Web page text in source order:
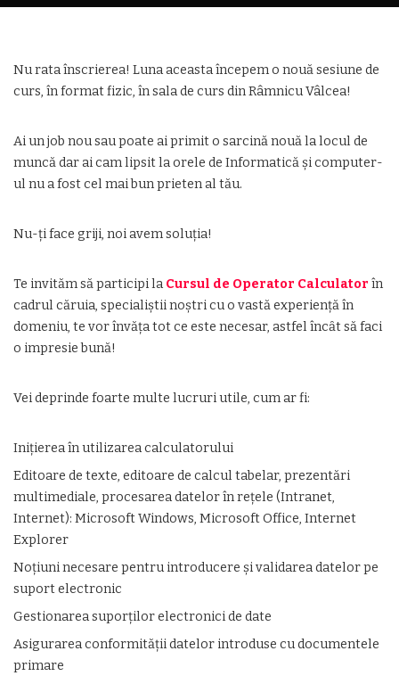
Nu rata înscrierea! Luna aceasta începem o nouă sesiune de
curs, în format fizic, în sala de curs din Râmnicu Vâlcea!
Ai un job nou sau poate ai primit o sarcină nouă la locul de
muncă dar ai cam lipsit la orele de Informatică şi computer-
ul nu a fost cel mai bun prieten al tău.
Nu-ţi face griji, noi avem soluţia!
Te invităm să participi la Cursul de Operator Calculator în
cadrul căruia, specialiştii noștri cu o vastă experienţă în
domeniu, te vor învăţa tot ce este necesar, astfel încȃt să faci
o impresie bună!
Vei deprinde foarte multe lucruri utile, cum ar fi:
Inițierea în utilizarea calculatorului
Editoare de texte, editoare de calcul tabelar, prezentări
multimediale, procesarea datelor în rețele (Intranet,
Internet): Microsoft Windows, Microsoft Office, Internet
Explorer
Noțiuni necesare pentru introducere și validarea datelor pe
suport electronic
Gestionarea suporților electronici de date
Asigurarea conformității datelor introduse cu documentele
primare